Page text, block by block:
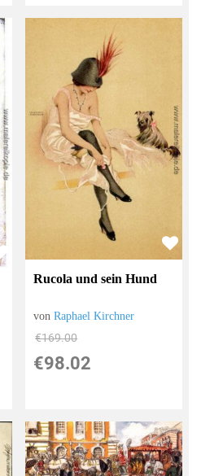
Rucola und sein Hund
vonRaphael Kirchner
€169.00
€98.02